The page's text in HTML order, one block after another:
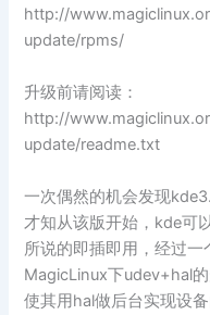
http://
update/rpms/
升级前请阅读：
http://
update/readme.txt
一次偶然的机会发现
才知从该版开始，kde可
所说的即插即用，经过
MagicLinux下udev+hal
使其用hal做后台实现设